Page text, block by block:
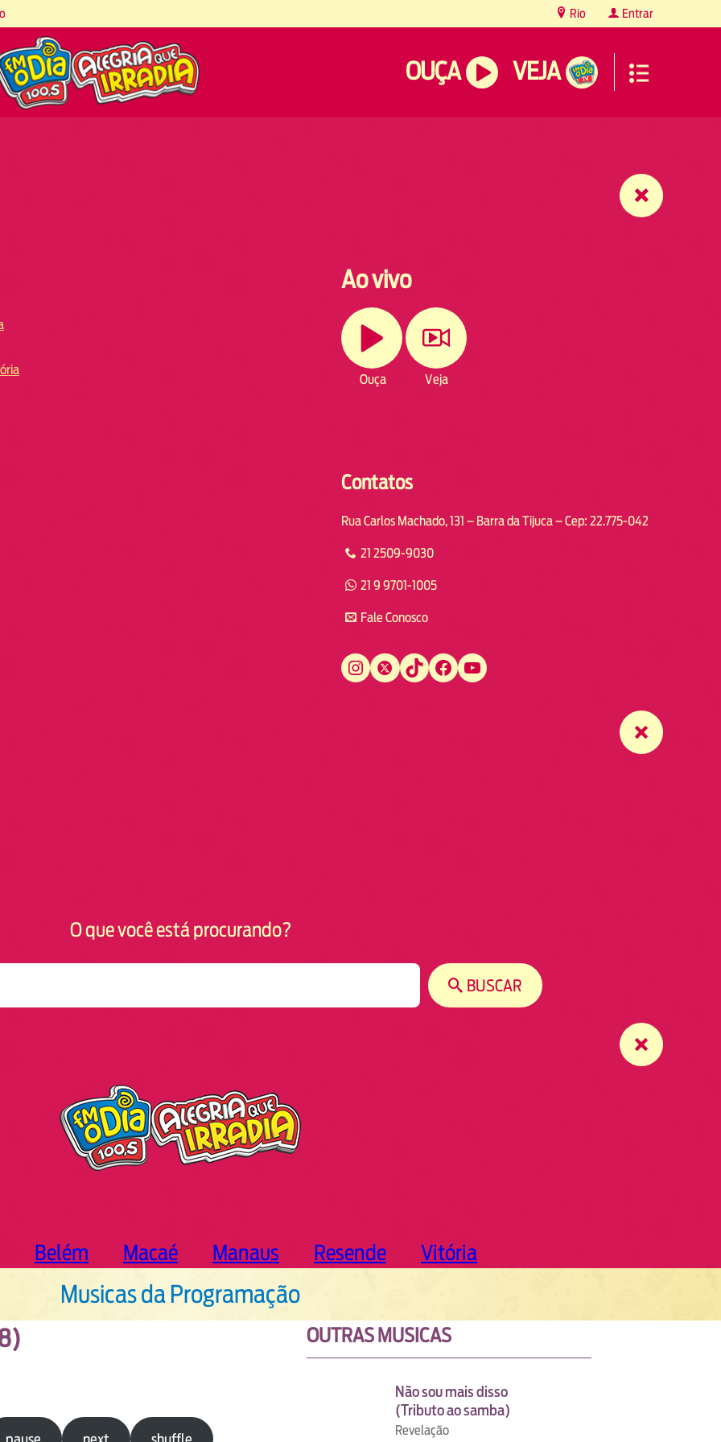
Rio Entrar
OUÇA VEJA
Ao vivo
Ouça Veja
Contatos
Rua Carlos Machado, 131 – Barra da Tijuca – Cep: 22.775-042
21 2509-9030
21 9 9701-1005
Fale Conosco
Instagram Twitter TikTok Facebook YouTube
O que você está procurando?
BUSCAR
Belém Macaé Manaus Resende Vitória
Musicas da Programação
OUTRAS MUSICAS
Não sou mais disso
(Tributo ao samba)
Revelação